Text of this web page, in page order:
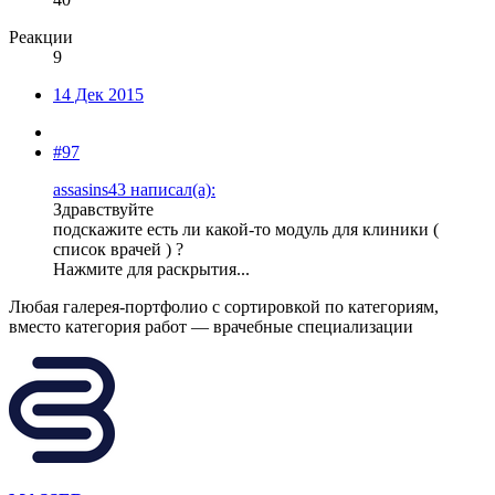
Реакции
9
14 Дек 2015
#97
assasins43 написал(а):
Здравствуйте
подскажите есть ли какой-то модуль для клиники (
список врачей ) ?
Нажмите для раскрытия...
Любая галерея-портфолио с сортировкой по категориям,
вместо категория работ — врачебные специализации